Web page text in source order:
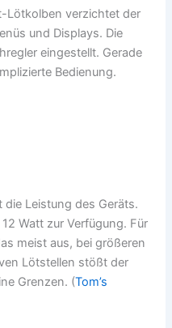
Lötkolben verzichtet der
und Displays. Die
eingestellt. Gerade
Bedienung.
Leistung des Geräts.
Watt zur Verfügung. Für
meist aus, bei größeren
Lötstellen stößt der
Grenzen. (Tom’s